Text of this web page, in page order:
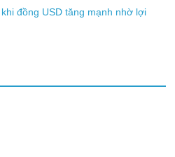
đồng USD tăng mạnh nhờ lợi